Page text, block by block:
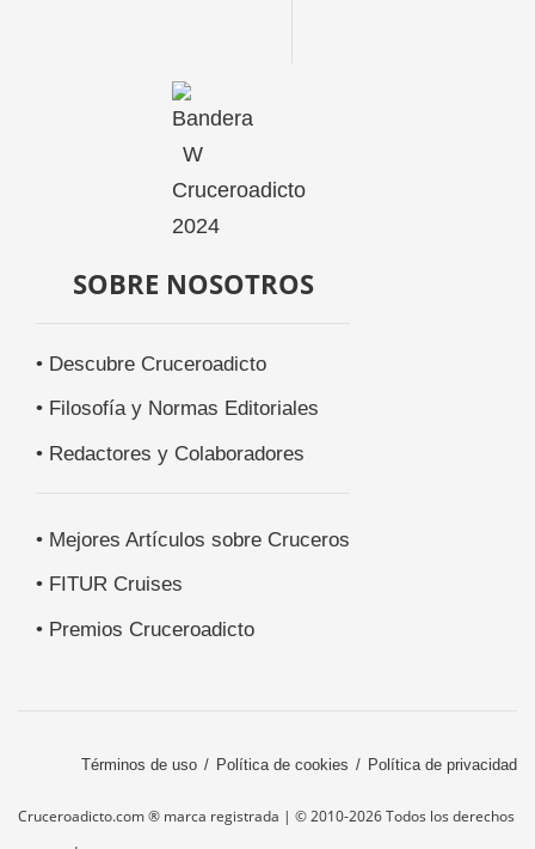
SOBRE NOSOTROS
• Descubre Cruceroadicto
• Filosofía y Normas Editoriales
• Redactores y Colaboradores
• Mejores Artículos sobre Cruceros
• FITUR Cruises
• Premios Cruceroadicto
Términos de uso Política de cookies Política de privacidad
Cruceroadicto.com ® marca registrada | © 2010-2026 Todos los derechos